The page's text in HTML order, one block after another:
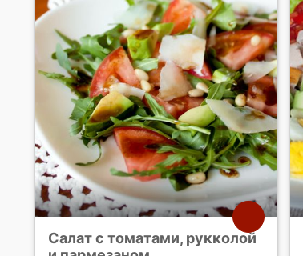
Салат с томатами, рукколой